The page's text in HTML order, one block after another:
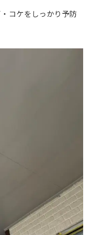
コケをしっかり予防